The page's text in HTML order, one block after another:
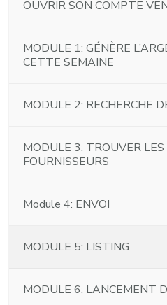
OUVRIR SON COMPTE
MODULE 1: GÉNÈRE
CETTE SEMAINE
MODULE 2: RECHERCHE
MODULE 3: TROUVER LES
FOURNISSEURS
Module 4: ENVOI
MODULE 5: LISTING
MODULE 6: LANCEMENT